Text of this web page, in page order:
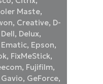
Maste,
, Creative, D-
Dell, Delux,
Ematic, Epson,
, FixMeStick,
, Fujifilm,
Gavio, GeForce,